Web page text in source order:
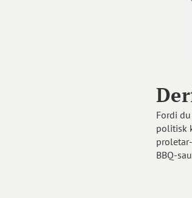
Fordi
politisk
BBQ-